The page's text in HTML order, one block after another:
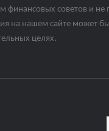
финансовых советов и не
на нашем сайте может
целях.